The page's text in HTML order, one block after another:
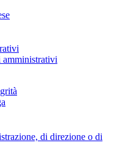
amministrativi
di direzione o di